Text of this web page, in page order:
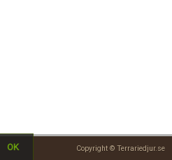
Copyright © Terrariedjur.se
OK